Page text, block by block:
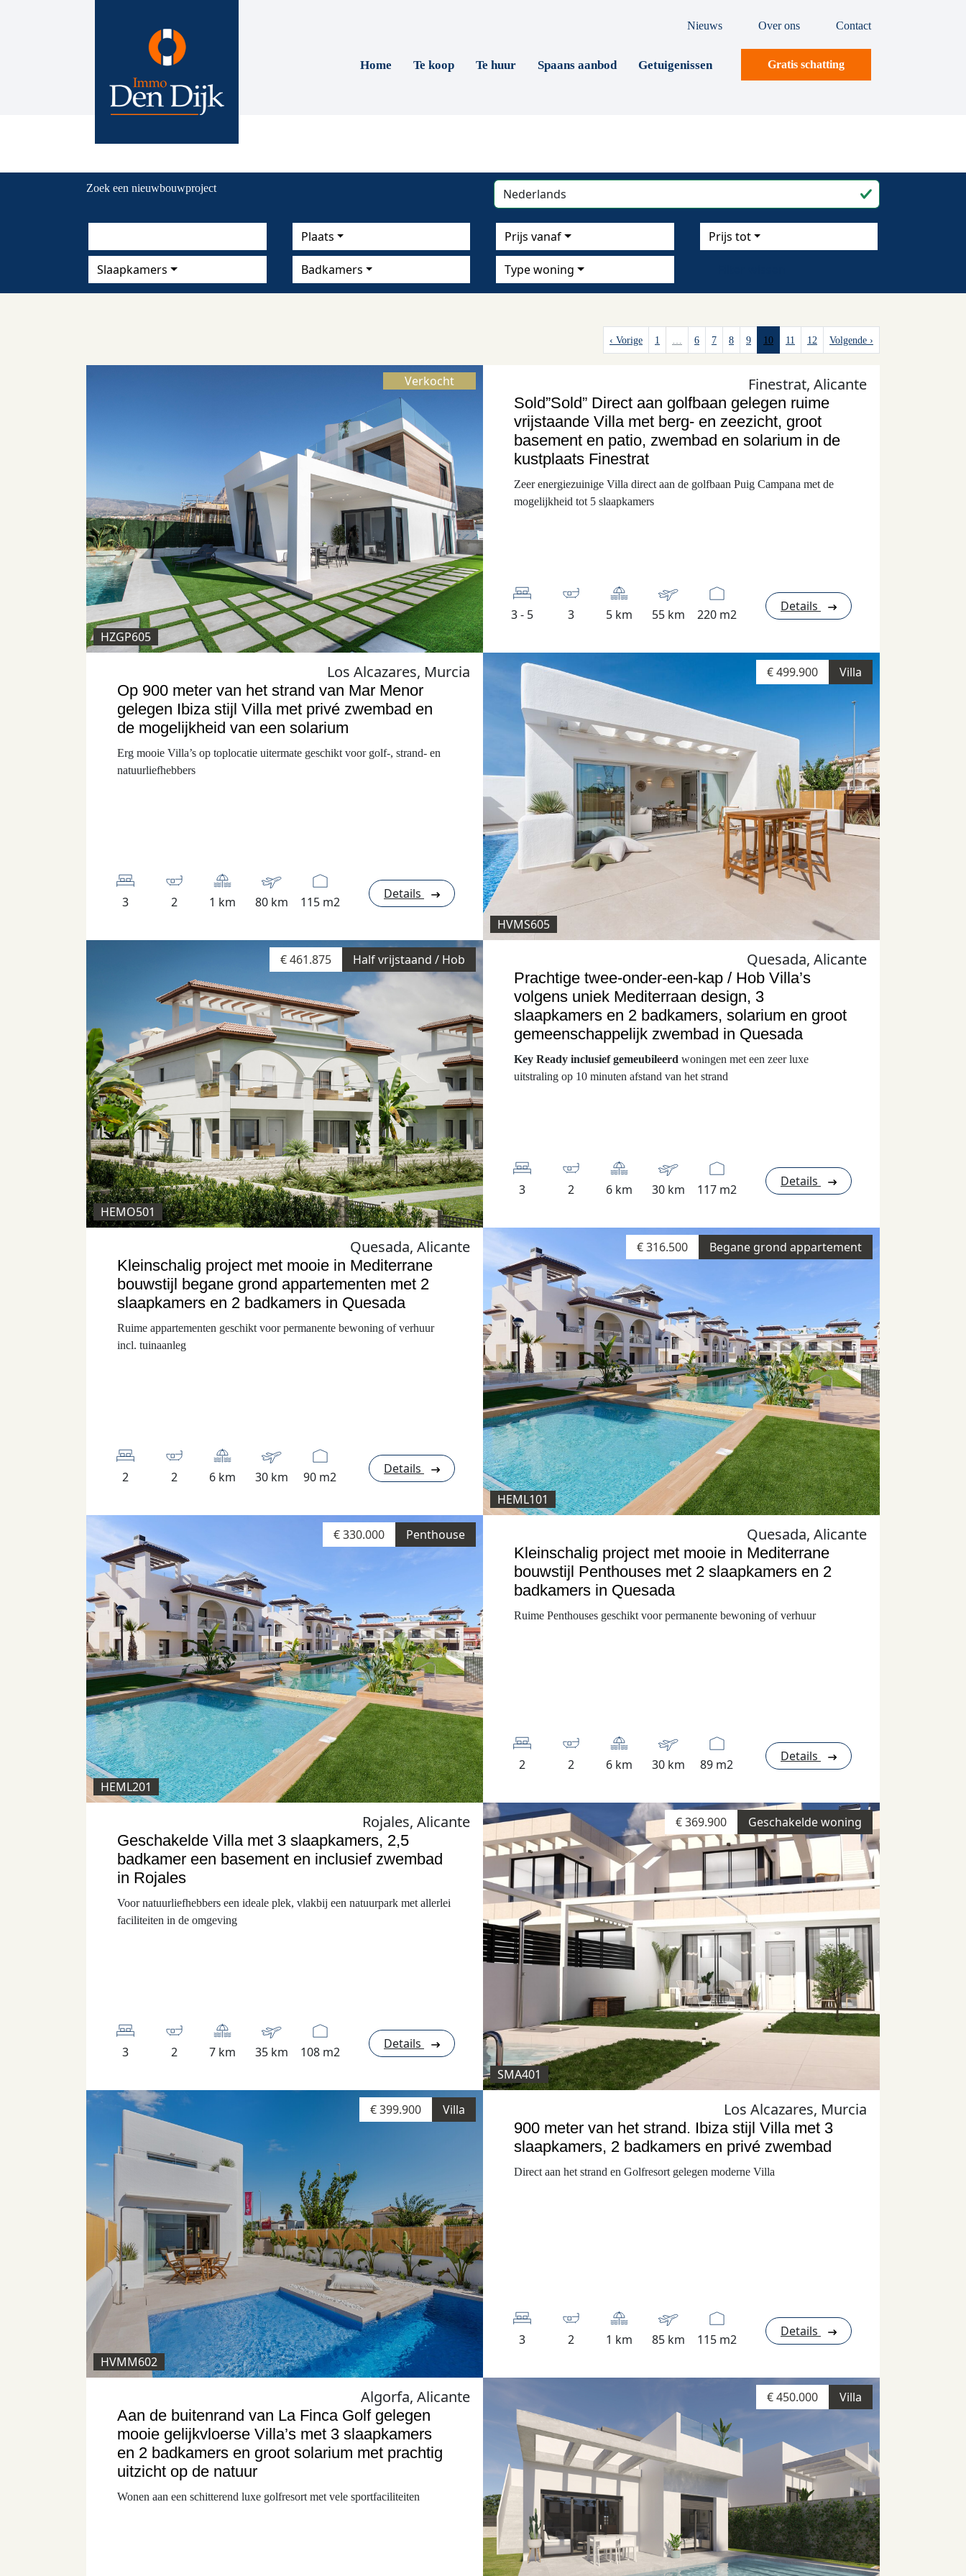
Nieuws Over ons Contact
Home Te koop Te huur Spaans aanbod Getuigenissen Gratis schatting
Zoek een nieuwbouwproject
Slaapkamers
Plaats
Badkamers
Prijs vanaf
Type woning
Prijs tot
‹ Vorige 1 … 6 7 8 9 10 11 12 Volgende ›
Verkocht
HZGP605
Finestrat, Alicante
Sold”Sold” Direct aan golfbaan gelegen ruime
vrijstaande Villa met berg- en zeezicht, groot
basement en patio, zwembad en solarium in de
kustplaats Finestrat
Zeer energiezuinige Villa direct aan de golfbaan Puig Campana met de
mogelijkheid tot 5 slaapkamers
3 - 5 3 5 km 55 km 220 m2
Details
Villa
€ 499.900
HVMS605
Los Alcazares, Murcia
Op 900 meter van het strand van Mar Menor
gelegen Ibiza stijl Villa met privé zwembad en
de mogelijkheid van een solarium
Erg mooie Villa’s op toplocatie uitermate geschikt voor golf-, strand- en
natuurliefhebbers
3 2 1 km 80 km 115 m2
Details
Half vrijstaand / Hob
€ 461.875
HEMO501
Quesada, Alicante
Prachtige twee-onder-een-kap / Hob Villa’s
volgens uniek Mediterraan design, 3
slaapkamers en 2 badkamers, solarium en groot
gemeenschappelijk zwembad in Quesada
Key Ready inclusief gemeubileerd woningen met een zeer luxe
uitstraling op 10 minuten afstand van het strand
3 2 6 km 30 km 117 m2
Details
Begane grond appartement
€ 316.500
HEML101
Quesada, Alicante
Kleinschalig project met mooie in Mediterrane
bouwstijl begane grond appartementen met 2
slaapkamers en 2 badkamers in Quesada
Ruime appartementen geschikt voor permanente bewoning of verhuur
incl. tuinaanleg
2 2 6 km 30 km 90 m2
Details
Penthouse
€ 330.000
HEML201
Quesada, Alicante
Kleinschalig project met mooie in Mediterrane
bouwstijl Penthouses met 2 slaapkamers en 2
badkamers in Quesada
Ruime Penthouses geschikt voor permanente bewoning of verhuur
2 2 6 km 30 km 89 m2
Details
Geschakelde woning
€ 369.900
SMA401
Rojales, Alicante
Geschakelde Villa met 3 slaapkamers, 2,5
badkamer een basement en inclusief zwembad
in Rojales
Voor natuurliefhebbers een ideale plek, vlakbij een natuurpark met allerlei
faciliteiten in de omgeving
3 2 7 km 35 km 108 m2
Details
Villa
€ 399.900
HVMM602
Los Alcazares, Murcia
900 meter van het strand. Ibiza stijl Villa met 3
slaapkamers, 2 badkamers en privé zwembad
Direct aan het strand en Golfresort gelegen moderne Villa
3 2 1 km 85 km 115 m2
Details
Villa
€ 450.000
Algorfa, Alicante
Aan de buitenrand van La Finca Golf gelegen
mooie gelijkvloerse Villa’s met 3 slaapkamers
en 2 badkamers en groot solarium met prachtig
uitzicht op de natuur
Wonen aan een schitterend luxe golfresort met vele sportfaciliteiten